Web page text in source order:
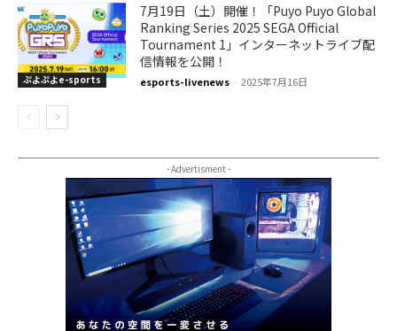
ぷよぷよe-sports
7月19日（土）開催！「Puyo Puyo Global
Ranking Series 2025 SEGA Official
Tournament 1」インターネットライブ配
信情報を公開！
esports-livenews - 2025年7月16日
- Advertisment -